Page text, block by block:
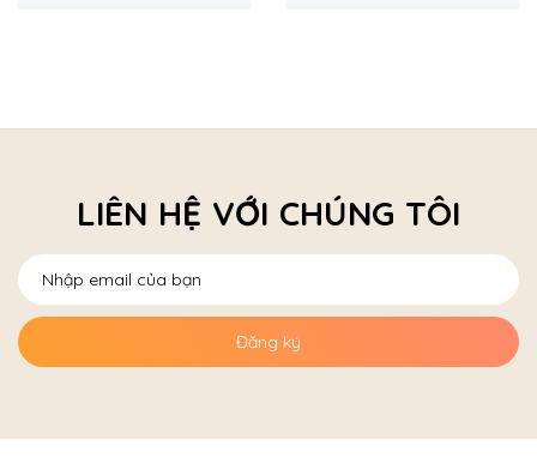
LIÊN HỆ VỚI CHÚNG TÔI
Đăng ký